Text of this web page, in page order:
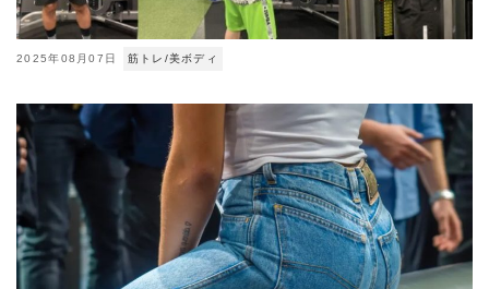
2025年08月07日 筋トレ/美ボディ